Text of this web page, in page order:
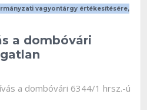
vagyontárgy értékesítésére,
a dombóvári
a dombóvári 6344/1 hrsz.-ú